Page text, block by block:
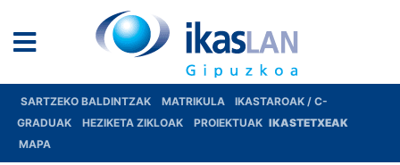
SARTZEKO BALDINTZAK MATRIKULA
IKASTAROAK / C-
GRADUAK
HEZIKETA ZIKLOAK PROIEKTUAK IKASTETXEAK
MAPA